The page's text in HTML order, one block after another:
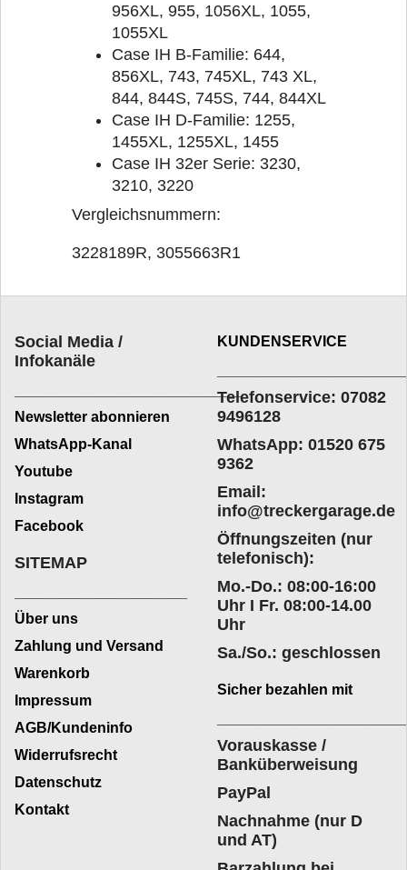
956XL, 955, 1056XL, 1055,
1055XL
Case IH B-Familie: 644,
856XL, 743, 745XL, 743 XL,
844, 844S, 745S, 744, 844XL
Case IH D-Familie: 1255,
1455XL, 1255XL, 1455
Case IH 32er Serie: 3230,
3210, 3220
Vergleichsnummern:
3228189R, 3055663R1
Social Media /
Infokanäle
_________________________
Newsletter abonnieren
WhatsApp-Kanal
Youtube
Instagram
Facebook
KUNDENSERVICE
Telefonservice: 07082
9496128
WhatsApp: 01520 675
9362
Email:
info@treckergarage.de
Öffnungszeiten (nur
telefonisch):
Mo.-Do.: 08:00-16:00
Uhr I Fr. 08:00-14.00
Uhr
Sa./So.: geschlossen
SITEMAP
Über uns
Zahlung und Versand
Warenkorb
Impressum
AGB/Kundeninfo
Widerrufsrecht
Datenschutz
Kontakt
Sicher bezahlen mit
Vorauskasse /
Banküberweisung
PayPal
Nachnahme (nur D
und AT)